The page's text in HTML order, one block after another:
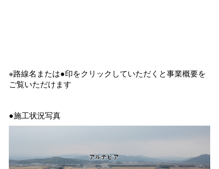
※路線名または●印をクリックしていただくと事業概要を
ご覧いただけます
●施工状況写真